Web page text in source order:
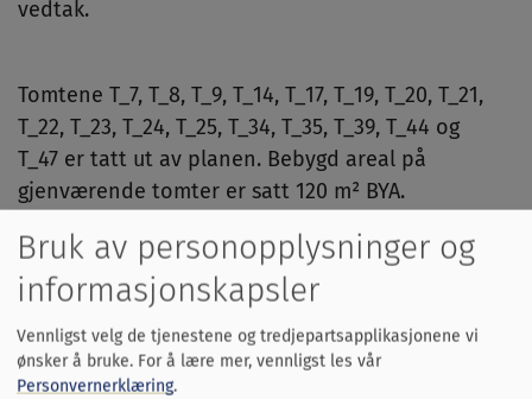
vedtak.
Tomtene T_7, T_8, T_9, T_14, T_17, T_19, T_20, T_21,
T_22, T_23, T_24, T_25, T_34, T_35, T_39, T_44 og
T_47 er tatt ut av planen. Bebygd areal på
gjenværende tomter er satt 120 m² BYA.
Detaljreguleringen ble vedtatt av kommunestyret i
Midtre Gauldal 1. desember 2022.
Departementets vedtak kan ikke påklages, jf. plan-
og bygningsloven § 12-13.
Bruk av personopplysninger og
informasjonskapsler
Vennligst velg de tjenestene og tredjepartsapplikasjonene vi
ønsker å bruke. For å lære mer, vennligst les vår
Personvernerklæring.